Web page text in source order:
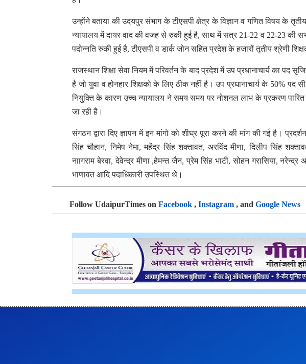
उन्होंने बताया की उदयपुर संभाग के टीएसपी क्षेत्र के विज्ञान व गणित विषय के
न्यायालय में दायर वाद की वजह से रुकी हुई है, साथ में सत्र 21-22 व 22-23 की
पदोन्नति रुकी हुई है, टीएसपी व डार्क जोन सहित प्रदेश के हजारों तृतीय श्रेणी
राजस्थान शिक्षा सेवा नियम में परिवर्तन के बाद प्रदेश में उप प्रधानाचार्य का पद
है जो युवा व होनहार शिक्षको के लिए ठीक नहीं है। उप प्रधानाचार्य के 50% पद
नियुक्ति के कारण उच्च न्यायालय ने समय समय पर नोशनल लाभ के प्रकरण पारित
जा रही है।
संगठन द्वारा दिए ज्ञापन में इन मांगो को शीघ्र पूरा करने की मांग की गई है।
सिंह चौहान, निमेष नेमा, महेंद्र सिंह शक्तावत, अरविंद मीणा, दिलीप सिंह
नाागराम बेरवा, देवेन्द्र मीणा ,हेमन्त जैन, प्रेम सिंह भाटी, सोहन गरासिया,
भाणावत आदि पदाधिकारी उपस्थित थे।
Follow UdaipurTimes on Facebook , Instagram , and Google News